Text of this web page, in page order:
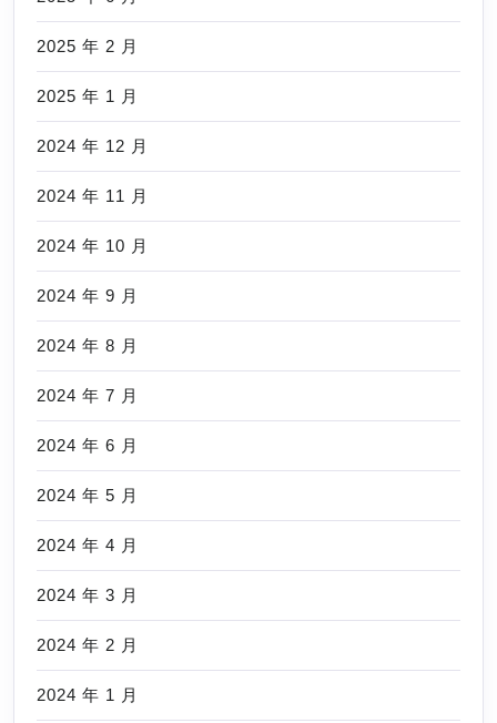
2025 年 2 月
2025 年 1 月
2024 年 12 月
2024 年 11 月
2024 年 10 月
2024 年 9 月
2024 年 8 月
2024 年 7 月
2024 年 6 月
2024 年 5 月
2024 年 4 月
2024 年 3 月
2024 年 2 月
2024 年 1 月